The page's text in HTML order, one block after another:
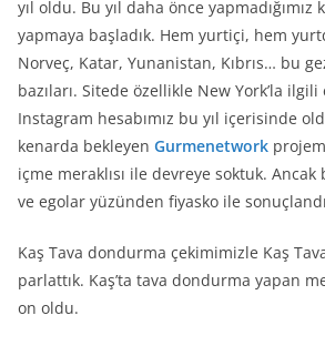
yıl oldu. Bu yıl daha önce
yapmaya başladık. Hem yurtiçi, hem
Norveç, Katar, Yunanistan, Kıbrıs… bu
bazıları. Sitede özellikle New York’la
Instagram hesabımız bu yıl içerisinde
kenarda bekleyen Gurmenetwork
içme meraklısı ile devreye soktuk.
ve egolar yüzünden fiyasko ile
Kaş Tava dondurma çekimimizle Kaş
parlattık. Kaş’ta tava dondurma yapan
on oldu.